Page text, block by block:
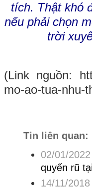
tích. Thật khó
nếu phải chọn
trời
(Link nguồn:
mo-ao-tua-nhu-
Tin liên quan:
02/01/
quyến rũ
14/11/